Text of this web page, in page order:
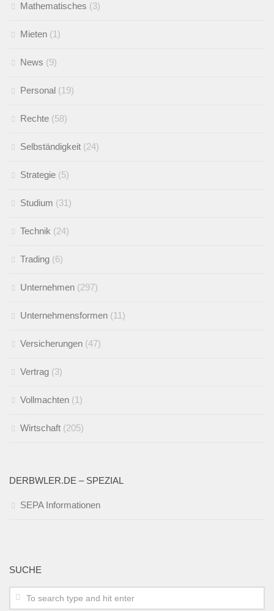
Mathematisches (3)
Mieten (1)
News (9)
Personal (19)
Rechte (58)
Selbständigkeit (24)
Strategie (5)
Studium (31)
Technik (24)
Trading (6)
Unternehmen (297)
Unternehmensformen (11)
Versicherungen (47)
Vertrag (3)
Vollmachten (1)
Wirtschaft (205)
DERBWLER.DE – SPEZIAL
SEPA Informationen
SUCHE